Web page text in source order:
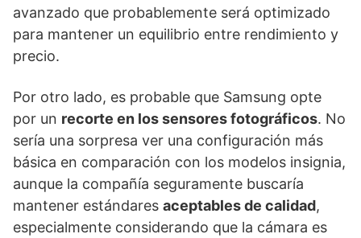
avanzado que probablemente será optimizado
para mantener un equilibrio entre rendimiento y
precio.
Por otro lado, es probable que Samsung opte
por un recorte en los sensores fotográficos. No
sería una sorpresa ver una configuración más
básica en comparación con los modelos insignia,
aunque la compañía seguramente buscaría
mantener estándares aceptables de calidad,
especialmente considerando que la cámara es